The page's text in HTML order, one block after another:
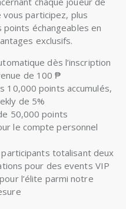
participez, plus
échangeables en
exclusifs.
dès l’inscription
de 100 ₱
10,000 points accumulés,
de 5%
50,000 points
le compte personnel
totalisant deux
pour des events VIP
l’élite parmi notre